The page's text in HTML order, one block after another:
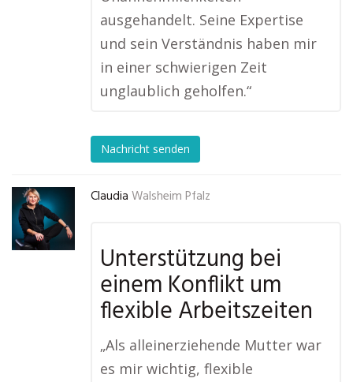
ausgehandelt. Seine Expertise
und sein Verständnis haben mir
in einer schwierigen Zeit
unglaublich geholfen.“
Nachricht senden
Claudia Walsheim Pfalz
Unterstützung bei
einem Konflikt um
flexible Arbeitszeiten
„Als alleinerziehende Mutter war
es mir wichtig, flexible